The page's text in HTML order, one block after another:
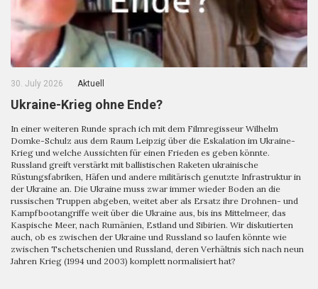
30. July 2026 Aktuell
Ukraine-Krieg ohne Ende?
In einer weiteren Runde sprach ich mit dem Filmregisseur Wilhelm
Domke-Schulz aus dem Raum Leipzig über die Eskalation im Ukraine-
Krieg und welche Aussichten für einen Frieden es geben könnte.
Russland greift verstärkt mit ballistischen Raketen ukrainische
Rüstungsfabriken, Häfen und andere militärisch genutzte Infrastruktur in
der Ukraine an. Die Ukraine muss zwar immer wieder Boden an die
russischen Truppen abgeben, weitet aber als Ersatz ihre Drohnen- und
Kampfbootangriffe weit über die Ukraine aus, bis ins Mittelmeer, das
Kaspische Meer, nach Rumänien, Estland und Sibirien. Wir diskutierten
auch, ob es zwischen der Ukraine und Russland so laufen könnte wie
zwischen Tschetschenien und Russland, deren Verhältnis sich nach neun
Jahren Krieg (1994 und 2003) komplett normalisiert hat?